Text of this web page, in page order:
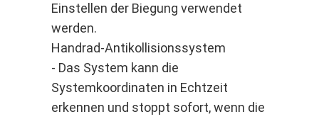
Einstellen der Biegung verwendet
werden.
Handrad-Antikollisionssystem
- Das System kann die
Systemkoordinaten in Echtzeit
erkennen und stoppt sofort, wenn die